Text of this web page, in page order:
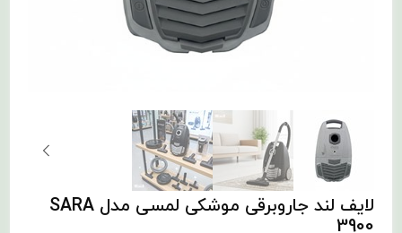
لایف لند جاروبرقی موشکی لمسی مدل SARA
3900